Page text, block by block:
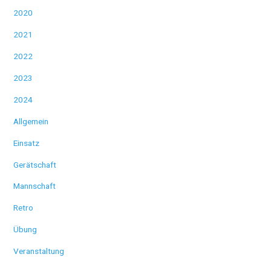
2020
2021
2022
2023
2024
Allgemein
Einsatz
Gerätschaft
Mannschaft
Retro
Übung
Veranstaltung